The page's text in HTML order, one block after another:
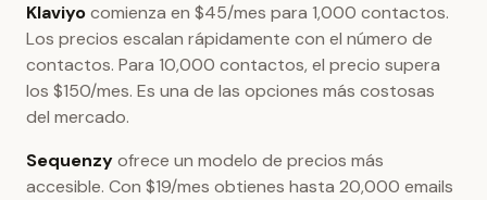
Klaviyocomienza en $45/mes para 1,000 contactos.
Los precios escalan rápidamente con el número de
contactos. Para 10,000 contactos, el precio supera
los $150/mes. Es una de las opciones más costosas
del mercado.
Sequenzyofrece un modelo de precios más
accesible. Con $19/mes obtienes hasta 20,000 emails